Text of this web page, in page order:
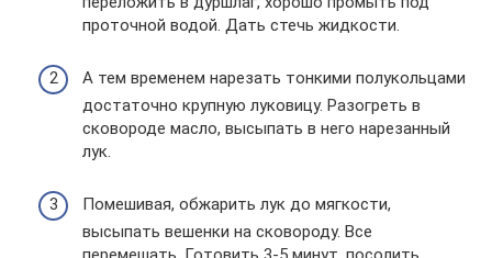
проточной водой. Дать стечь жидкости.
А тем временем нарезать тонкими полукольцами
достаточно крупную луковицу. Разогреть в
сковороде масло, высыпать в него нарезанный
лук.
Помешивая, обжарить лук до мягкости,
высыпать вешенки на сковороду. Все